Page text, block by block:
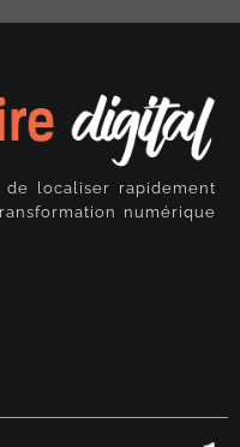
de localiser rapidement
numérique